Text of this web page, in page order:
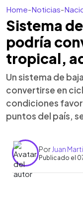
Home-Noticias-
Sistema
podría
tropical,
Un sistema de
convertirse en
condiciones
puntos del país,
Por Juan
Publicado el